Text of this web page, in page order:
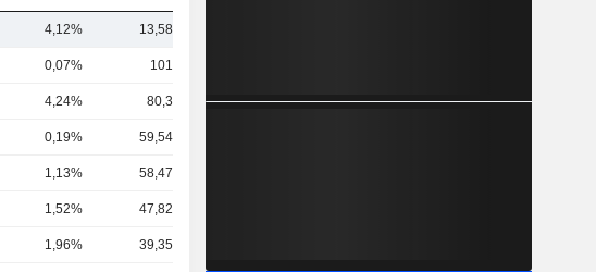
4,12% 13,58 Md
0,07% 101 Md
4,24% 80,3 Md
0,19% 59,54 Md
1,13% 58,47 Md
1,52% 47,82 Md
1,96% 39,35 Md